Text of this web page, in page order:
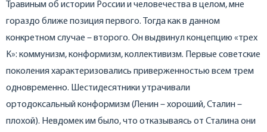
Травиным об истории России и человечества в целом, мне
гораздо ближе позиция первого. Тогда как в данном
конкретном случае – второго. Он выдвинул концепцию «трех
К»: коммунизм, конформизм, коллективизм. Первые советские
поколения характеризовались приверженностью всем трем
одновременно. Шестидесятники утрачивали
ортодоксальный конформизм (Ленин – хороший, Сталин –
плохой). Невдомек им было, что отказываясь от Сталина они